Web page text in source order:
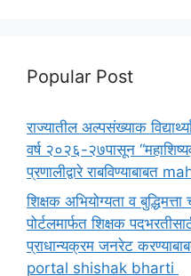
Popular Post
राज्यातील अल्पसंख्याक
वर्ष २०२६-२७पासून
प्रणालीद्वारे
शिक्षक अभियोग्यता व
पोर्टलमार्फत शिक्षक
प्राधान्यक्रम जनरेट
portal shishak bharti